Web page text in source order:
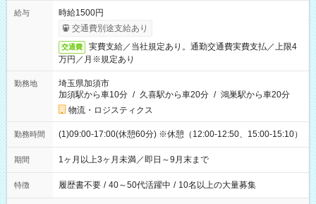
給与
時給1500円
交通費別途支給あり
交通費
実費支給／当社規定あり。通勤交通費実費支払／上限4
万円／月※規定あり
勤務地
埼玉県加須市
加須駅から車10分 / 久喜駅から車20分 / 鴻巣駅から車20分
物流・ロジスティクス
勤務時間 (1)09:00-17:00(休憩60分) ※休憩（12:00-12:50、15:00-15:10）
期間 1ヶ月以上3ヶ月未満／即日～9月末まで
特徴 履歴書不要 / 40～50代活躍中 / 10名以上の大量募集